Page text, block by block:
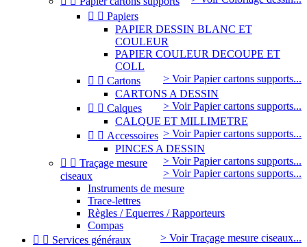
  Papiers
PAPIER DESSIN BLANC ET
COULEUR
PAPIER COULEUR DECOUPE ET
COLL
> Voir Papier cartons supports...
  Cartons
CARTONS A DESSIN
> Voir Papier cartons supports...
  Calques
CALQUE ET MILLIMETRE
> Voir Papier cartons supports...
  Accessoires
PINCES A DESSIN
> Voir Papier cartons supports...
> Voir Papier cartons supports...
  Traçage mesure
ciseaux
Instruments de mesure
Trace-lettres
Règles / Equerres / Rapporteurs
Compas
> Voir Traçage mesure ciseaux...
  Services généraux